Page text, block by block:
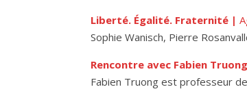
Liberté. Égalité. Fraternité |
Sophie Wanisch, Pierre
Rencontre avec Fabien Truong
Fabien Truong est professeur